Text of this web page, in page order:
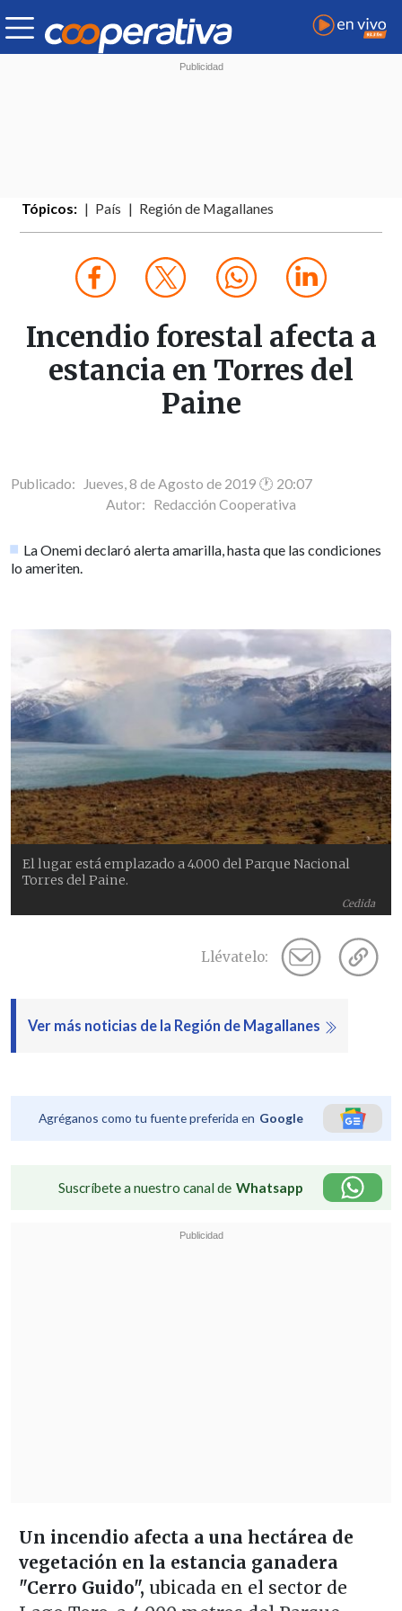
Tópicos: País Región de Magallanes
Incendio forestal afecta a
estancia en Torres del
Paine
Publicado: Jueves, 8 de Agosto de 2019 🕐 20:07
Autor: Redacción Cooperativa
La Onemi declaró alerta amarilla, hasta que las condiciones
lo ameriten.
Cedida
El lugar está emplazado a 4.000 del Parque Nacional
Torres del Paine.
Llévatelo:
Ver más noticias de la Región de Magallanes
Agréganos como tu fuente preferida en Google
Suscríbete a nuestro canal de Whatsapp
Un incendio afecta a una hectárea de
vegetación en la estancia ganadera
"Cerro Guido", ubicada en el sector de